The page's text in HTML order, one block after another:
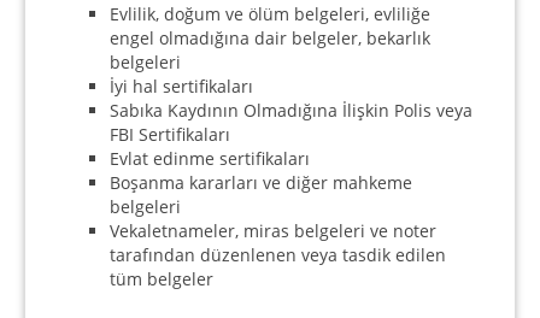
Evlilik, doğum ve ölüm belgeleri, evliliğe
engel olmadığına dair belgeler, bekarlık
belgeleri
İyi hal sertifikaları
Sabıka Kaydının Olmadığına İlişkin Polis veya
FBI Sertifikaları
Evlat edinme sertifikaları
Boşanma kararları ve diğer mahkeme
belgeleri
Vekaletnameler, miras belgeleri ve noter
tarafından düzenlenen veya tasdik edilen
tüm belgeler